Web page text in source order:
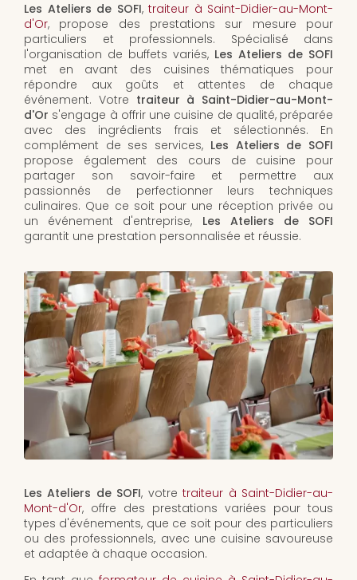
Les Ateliers de SOFI, traiteur à Saint-Didier-au-Mont-
d'Or, propose des prestations sur mesure pour
particuliers et professionnels. Spécialisé dans
l'organisation de buffets variés, Les Ateliers de SOFI
met en avant des cuisines thématiques pour
répondre aux goûts et attentes de chaque
événement. Votre traiteur à Saint-Didier-au-Mont-
d'Or s'engage à offrir une cuisine de qualité, préparée
avec des ingrédients frais et sélectionnés. En
complément de ses services, Les Ateliers de SOFI
propose également des cours de cuisine pour
partager son savoir-faire et permettre aux
passionnés de perfectionner leurs techniques
culinaires. Que ce soit pour une réception privée ou
un événement d'entreprise, Les Ateliers de SOFI
garantit une prestation personnalisée et réussie.
Les Ateliers de SOFI, votretraiteur à Saint-Didier-au-
Mont-d'Or, offre des prestations variées pour tous
types d'événements, que ce soit pour des particuliers
ou des professionnels, avec une cuisine savoureuse
et adaptée à chaque occasion.